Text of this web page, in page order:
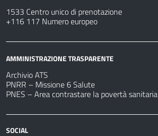
1533 Centro unico di prenotazione
+116 117 Numero europeo
AMMINISTRAZIONE TRASPARENTE
Archivio ATS
PNRR – Missione 6 Salute
PNES – Area contrastare la povertà sanitaria
SOCIAL